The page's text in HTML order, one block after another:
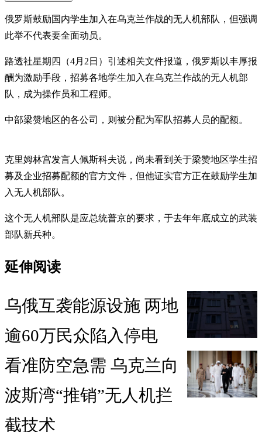
俄罗斯鼓励国内学生加入在乌克兰作战的无人机部队，但强调
此举不代表要全面动员。
路透社星期四（4月2日）引述相关文件报道，俄罗斯以丰厚报
酬为激励手段，招募各地学生加入在乌克兰作战的无人机部
队，成为操作员和工程师。
中部梁赞地区的各公司，则被分配为军队招募人员的配额。
克里姆林宫发言人佩斯科夫说，尚未看到关于梁赞地区学生招
募及企业招募配额的官方文件，但他证实官方正在鼓励学生加
入无人机部队。
这个无人机部队是应总统普京的要求，于去年年底成立的武装
部队新兵种。
延伸阅读
乌俄互袭能源设施 两地
逾60万民众陷入停电
看准防空急需 乌克兰向
波斯湾“推销”无人机拦
截技术